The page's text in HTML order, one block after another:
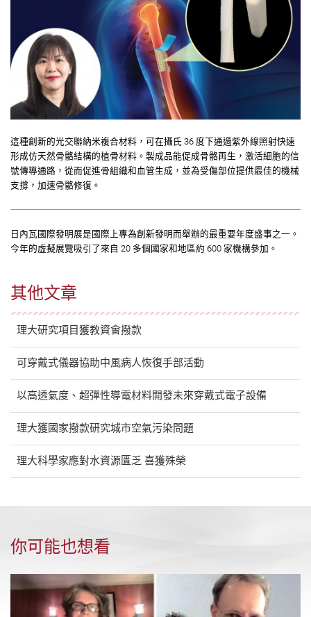
其他文章
理大研究項目獲教資會撥款
可穿戴式儀器協助中風病人恢復手部活動
以高透氣度、超彈性導電材料開發未來穿戴式電子設備
理大獲國家撥款研究城市空氣污染問題
理大科學家應對水資源匱乏 喜獲殊榮
這種創新的光交聯納米複合材料，可在攝氏 36 度下通過紫外線照射快速
形成仿天然骨骼結構的植骨材料。製成品能促成骨骼再生，激活細胞的信
號傳導通路，從而促進骨組織和血管生成，並為受傷部位提供最佳的機械
支撐，加速骨骼修復。
日內瓦國際發明展是國際上專為創新發明而舉辦的最重要年度盛事之一。
今年的虛擬展覽吸引了來自 20 多個國家和地區約 600 家機構參加。
你可能也想看